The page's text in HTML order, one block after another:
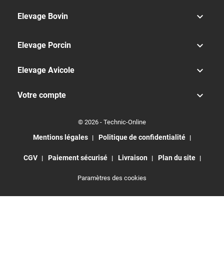
Elevage Bovin 
Elevage Porcin 
Elevage Avicole 
Votre compte 
© 2026 - Technic-Online
Mentions légales Politique de confidentialité
CGV Paiement sécurisé Livraison Plan du site
Paramètres des cookies